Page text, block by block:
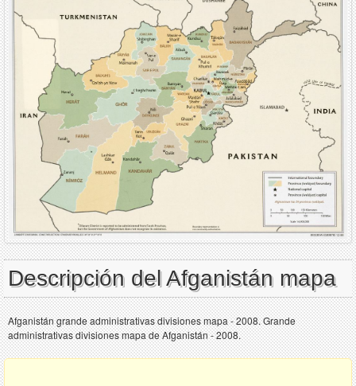
Descripción del Afganistán mapa
Afganistán grande administrativas divisiones mapa - 2008. Grande
administrativas divisiones mapa de Afganistán - 2008.